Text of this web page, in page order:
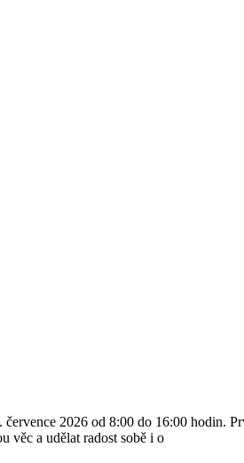
2026 od 8:00 do 16:00 hodin.
věc a udělat radost sobě i o